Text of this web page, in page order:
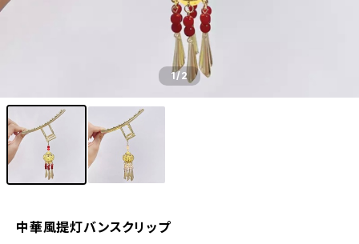
1/2
中華風提灯バンスクリップ